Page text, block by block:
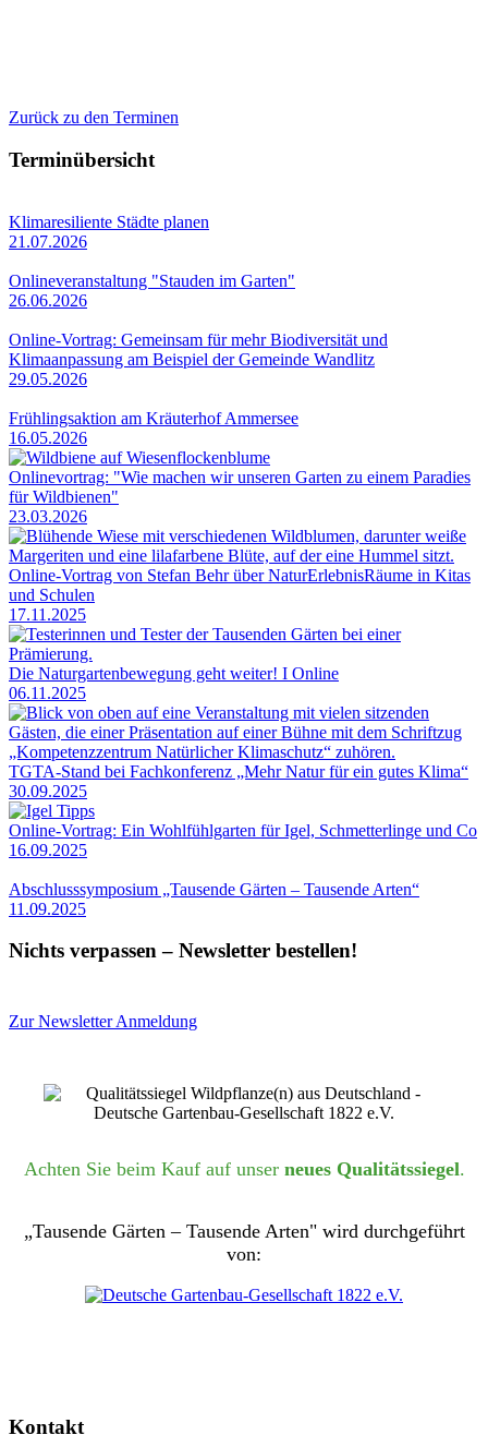
Zurück zu den Terminen
Terminübersicht
Klimaresiliente Städte planen
21.07.2026
Onlineveranstaltung "Stauden im Garten"
26.06.2026
Online-Vortrag: Gemeinsam für mehr Biodiversität und
Klimaanpassung am Beispiel der Gemeinde Wandlitz
29.05.2026
Frühlingsaktion am Kräuterhof Ammersee
16.05.2026
Onlinevortrag: "Wie machen wir unseren Garten zu einem Paradies
für Wildbienen"
23.03.2026
Online-Vortrag von Stefan Behr über NaturErlebnisRäume in Kitas
und Schulen
17.11.2025
Die Naturgartenbewegung geht weiter! I Online
06.11.2025
TGTA-Stand bei Fachkonferenz „Mehr Natur für ein gutes Klima“
30.09.2025
Online-Vortrag: Ein Wohlfühlgarten für Igel, Schmetterlinge und Co
16.09.2025
Abschlusssymposium „Tausende Gärten – Tausende Arten“
11.09.2025
Nichts verpassen – Newsletter bestellen!
Zur Newsletter Anmeldung
Achten Sie beim Kauf auf unser neues Qualitätssiegel.
„Tausende Gärten – Tausende Arten" wird durchgeführt
von:
Kontakt